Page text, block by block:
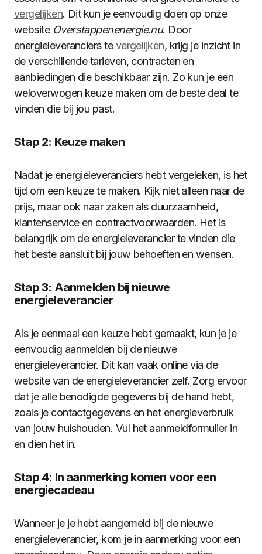
vergelijken. Dit kun je eenvoudig doen op onze
website Overstappenenergie.nu. Door
energieleveranciers tevergelijken, krijg je inzicht in
de verschillende tarieven, contracten en
aanbiedingen die beschikbaar zijn. Zo kun je een
weloverwogen keuze maken om de beste deal te
vinden die bij jou past.
Stap 2: Keuze maken
Nadat je energieleveranciers hebt vergeleken, is het
tijd om een keuze te maken. Kijk niet alleen naar de
prijs, maar ook naar zaken als duurzaamheid,
klantenservice en contractvoorwaarden. Het is
belangrijk om de energieleverancier te vinden die
het beste aansluit bij jouw behoeften en wensen.
Stap 3: Aanmelden bij nieuwe
energieleverancier
Als je eenmaal een keuze hebt gemaakt, kun je je
eenvoudig aanmelden bij de nieuwe
energieleverancier. Dit kan vaak online via de
website van de energieleverancier zelf. Zorg ervoor
dat je alle benodigde gegevens bij de hand hebt,
zoals je contactgegevens en het energieverbruik
van jouw huishouden. Vul het aanmeldformulier in
en dien het in.
Stap 4: In aanmerking komen voor een
energiecadeau
Wanneer je je hebt aangemeld bij de nieuwe
energieleverancier, kom je in aanmerking voor een